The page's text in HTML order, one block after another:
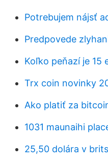
Potrebujem nájsť
Predpovede
Koľko peňazí je 15
Trx coin novinky
Ako platiť za
1031 maunaihi
25,50 dolára v